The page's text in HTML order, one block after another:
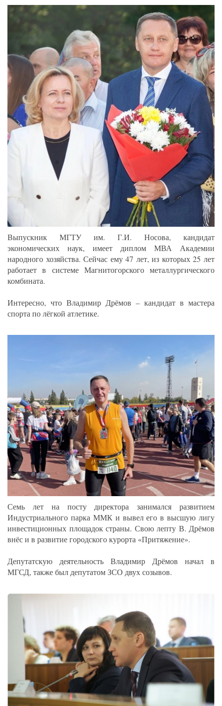
Выпускник МГТУ им. Г.И. Носова, кандидат
экономических наук, имеет диплом МВА Академии
народного хозяйства. Сейчас ему 47 лет, из которых 25 лет
работает в системе Магнитогорского металлургического
комбината.
Интересно, что Владимир Дрёмов – кандидат в мастера
спорта по лёгкой атлетике.
Семь лет на посту директора занимался развитием
Индустриального парка ММК и вывел его в высшую лигу
инвестиционных площадок страны. Свою лепту В. Дрёмов
внёс и в развитие городского курорта «Притяжение».
Депутатскую деятельность Владимир Дрёмов начал в
МГСД, также был депутатом ЗСО двух созывов.